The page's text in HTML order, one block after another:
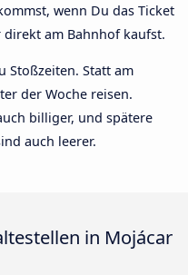
wenn Du das Ticket
am Bahnhof kaufst.
Stoßzeiten. Statt am
der Woche reisen.
billiger, und spätere
auch leerer.
in Mojácar